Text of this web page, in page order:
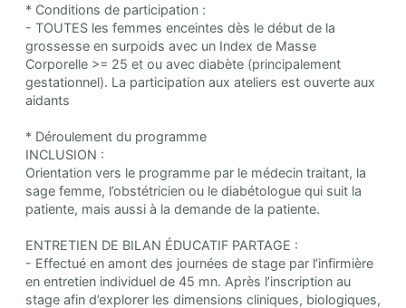
* Conditions de participation :
- TOUTES les femmes enceintes dès le début de la
grossesse en surpoids avec un Index de Masse
Corporelle >= 25 et ou avec diabète (principalement
gestationnel). La participation aux ateliers est ouverte aux
aidants
* Déroulement du programme
INCLUSION :
Orientation vers le programme par le médecin traitant, la
sage femme, l’obstétricien ou le diabétologue qui suit la
patiente, mais aussi à la demande de la patiente.
ENTRETIEN DE BILAN ÉDUCATIF PARTAGE :
- Effectué en amont des journées de stage par l’infirmière
en entretien individuel de 45 mn. Après l’inscription au
stage afin d’explorer les dimensions cliniques, biologiques,